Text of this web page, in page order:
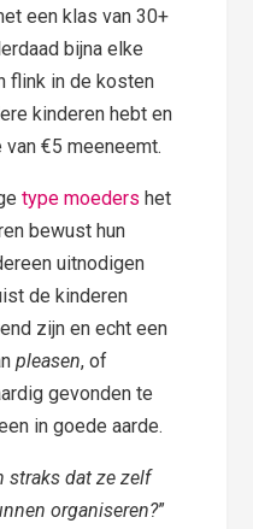
een klas van 30+
bijna elke
flink in de kosten
kinderen hebt en
€5 meeneemt.
type moeders het
bewust hun
uitnodigen
de kinderen
zijn en echt een
pleasen, of
gevonden te
in goede aarde.
straks dat ze zelf
organiseren?”